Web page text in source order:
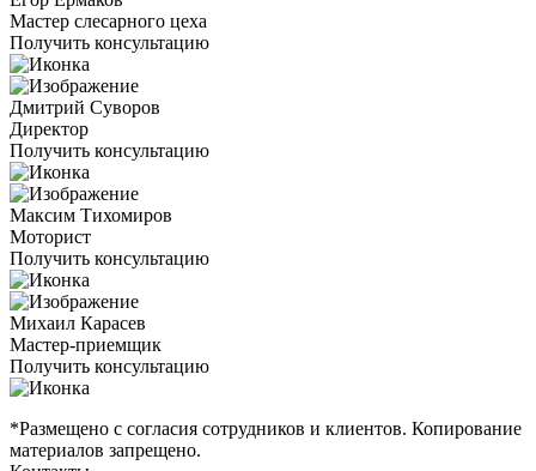
Мастер слесарного цеха
Получить консультацию
Дмитрий Суворов
Директор
Получить консультацию
Максим Тихомиров
Моторист
Получить консультацию
Михаил Карасев
Мастер-приемщик
Получить консультацию
*Размещено с согласия сотрудников и клиентов. Копирование
материалов запрещено.